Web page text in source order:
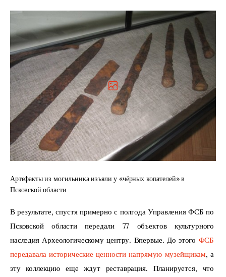
Артефакты из могильника изъяли у «чёрных копателей» в
Псковской области
В результате, спустя примерно с полгода Управления ФСБ по
Псковской области передали 77 объектов культурного
наследия Археологическому центру. Впервые. До этого ФСБ
передавала исторические ценности напрямую музейщикам, а
эту коллекцию еще ждут реставрация. Планируется, что